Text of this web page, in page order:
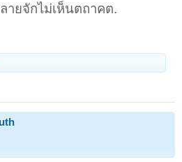
ายจักไม่เห็นตถาคต.